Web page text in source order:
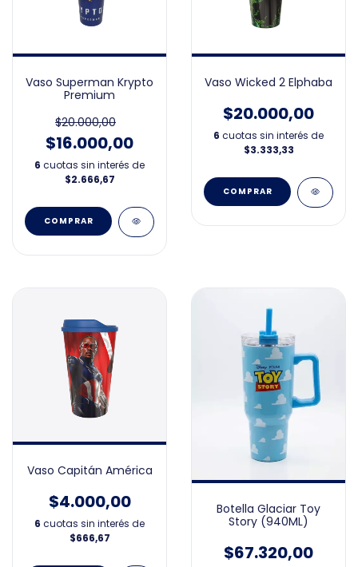
Vaso Superman Krypto
Premium
$20.000,00
$16.000,00
6 cuotas sin interés de
$2.666,67
Vaso Wicked 2 Elphaba
$20.000,00
6 cuotas sin interés de
$3.333,33
Vaso Capitán América
$4.000,00
6 cuotas sin interés de
$666,67
Botella Glaciar Toy
Story (940ML)
$67.320,00